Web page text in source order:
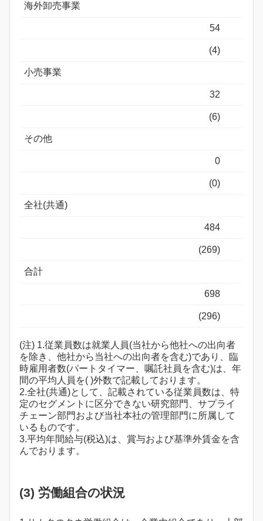
海外卸売事業
54
(4)
小売事業
32
(6)
その他
0
(0)
全社(共通)
484
(269)
合計
698
(296)
(注) 1.従業員数は就業人員(当社から他社への出向者
を除き、他社から当社への出向者を含む)であり、臨
時雇用者数(パートタイマー、嘱託社員を含む)は、年
間の平均人員を( )外数で記載しております。
2.全社(共通)として、記載されている従業員数は、特
定のセグメントに区分できない研究部門、サプライ
チェーン部門および当社本社の管理部門に所属して
いるものです。
3.平均年間給与(税込)は、賞与および基準外賃金を含
んでおります。
(3) 労働組合の状況